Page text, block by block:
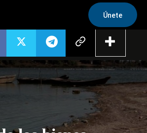
Únete